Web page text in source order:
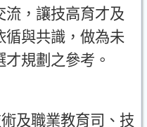
流 ， 讓技高育才及
循與共識 ， 做為未
才規劃之參考 。
及職業教育司 、 技